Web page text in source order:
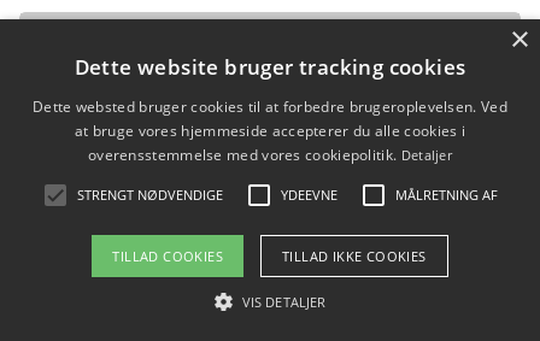
Giersingvænget 14, 5220 Odense SØ
Ansatte: 0
Startdato: 01. oktober 2000,
Virksomhedsform:
Enkeltmandsvirksomhed
×
Dette website bruger tracking cookies
Dette websted bruger cookies til at forbedre brugeroplevelsen. Ved
at bruge vores hjemmeside accepterer du alle cookies i
overensstemmelse med vores cookiepolitik. Detaljer
STRENGT NØDVENDIGE YDEEVNE MÅLRETNING AF
TILLAD COOKIES TILLAD IKKE COOKIES
VIS DETALJER